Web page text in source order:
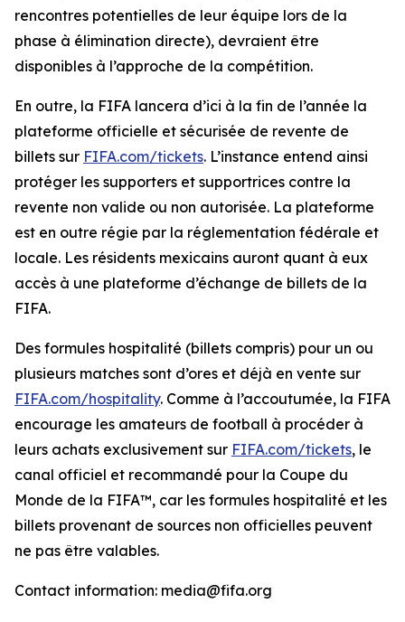
rencontres potentielles de leur équipe lors de la
phase à élimination directe), devraient être
disponibles à l’approche de la compétition.
En outre, la FIFA lancera d’ici à la fin de l’année la
plateforme officielle et sécurisée de revente de
billets sur FIFA.com/tickets. L’instance entend ainsi
protéger les supporters et supportrices contre la
revente non valide ou non autorisée. La plateforme
est en outre régie par la réglementation fédérale et
locale. Les résidents mexicains auront quant à eux
accès à une plateforme d’échange de billets de la
FIFA.
Des formules hospitalité (billets compris) pour un ou
plusieurs matches sont d’ores et déjà en vente sur
FIFA.com/hospitality. Comme à l’accoutumée, la FIFA
encourage les amateurs de football à procéder à
leurs achats exclusivement sur FIFA.com/tickets, le
canal officiel et recommandé pour la Coupe du
Monde de la FIFA™, car les formules hospitalité et les
billets provenant de sources non officielles peuvent
ne pas être valables.
Contact information: media@fifa.org